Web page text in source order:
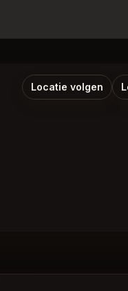
Locatie volgen